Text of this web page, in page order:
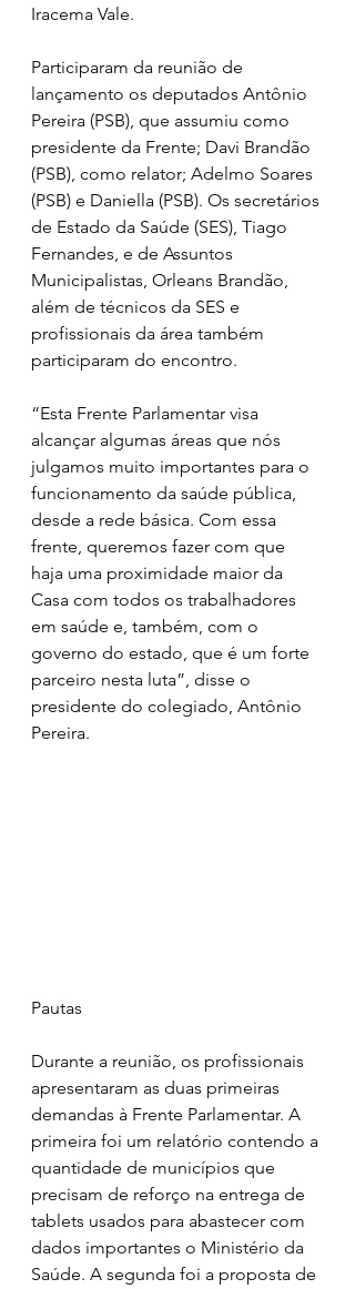
Iracema Vale.
Participaram da reunião de
lançamento os deputados Antônio
Pereira (PSB), que assumiu como
presidente da Frente; Davi Brandão
(PSB), como relator; Adelmo Soares
(PSB) e Daniella (PSB). Os secretários
de Estado da Saúde (SES), Tiago
Fernandes, e de Assuntos
Municipalistas, Orleans Brandão,
além de técnicos da SES e
profissionais da área também
participaram do encontro.
“Esta Frente Parlamentar visa
alcançar algumas áreas que nós
julgamos muito importantes para o
funcionamento da saúde pública,
desde a rede básica. Com essa
frente, queremos fazer com que
haja uma proximidade maior da
Casa com todos os trabalhadores
em saúde e, também, com o
governo do estado, que é um forte
parceiro nesta luta”, disse o
presidente do colegiado, Antônio
Pereira.
Pautas
Durante a reunião, os profissionais
apresentaram as duas primeiras
demandas à Frente Parlamentar. A
primeira foi um relatório contendo a
quantidade de municípios que
precisam de reforço na entrega de
tablets usados para abastecer com
dados importantes o Ministério da
Saúde. A segunda foi a proposta de